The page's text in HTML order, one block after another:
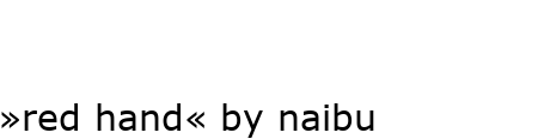
»red hand« by naibu